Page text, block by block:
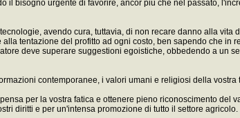
il bisogno urgente di favorire, ancor più che nel passato,
avendo cura, tuttavia, di non recare danno alla
tentazione del profitto ad ogni costo, ben sapendo che
deve superare suggestioni egoistiche, obbedendo a un
contemporanee, i valori umani e religiosi della
per la vostra fatica e ottenere pieno riconoscimento
diritti e per un'intensa promozione di tutto il settore agricolo.